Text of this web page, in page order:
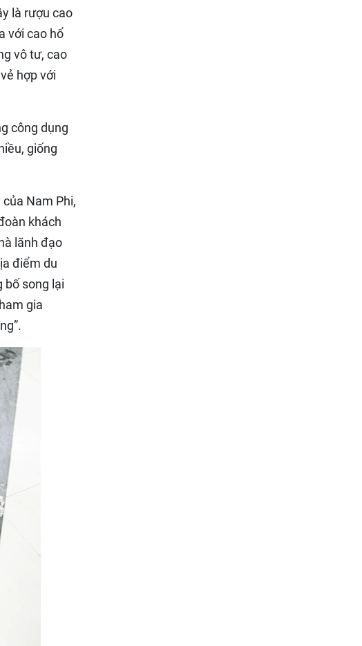
là rượu cao
với cao hổ
vô tư, cao
hợp với
công dụng
giống
Nam Phi,
khách
lãnh đạo
điểm du
bố song lại
gia